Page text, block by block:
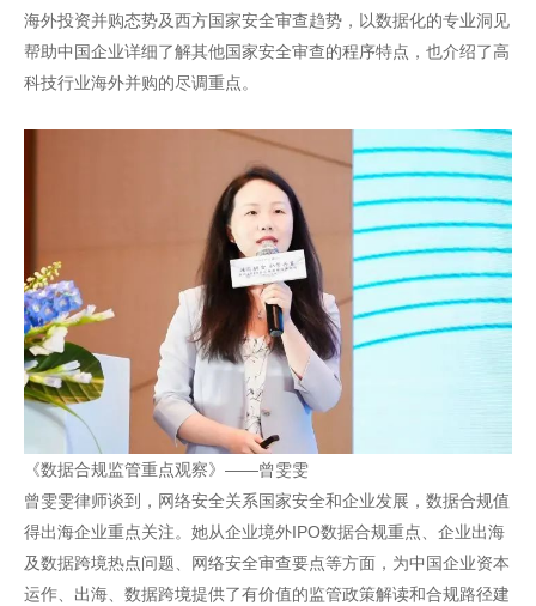
海外投资并购态势及西方国家安全审查趋势，以数据化的专业洞见
帮助中国企业详细了解其他国家安全审查的程序特点，也介绍了高
科技行业海外并购的尽调重点。
《数据合规监管重点观察》——曾雯雯
曾雯雯律师谈到，网络安全关系国家安全和企业发展，数据合规值
得出海企业重点关注。她从企业境外IPO数据合规重点、企业出海
及数据跨境热点问题、网络安全审查要点等方面，为中国企业资本
运作、出海、数据跨境提供了有价值的监管政策解读和合规路径建